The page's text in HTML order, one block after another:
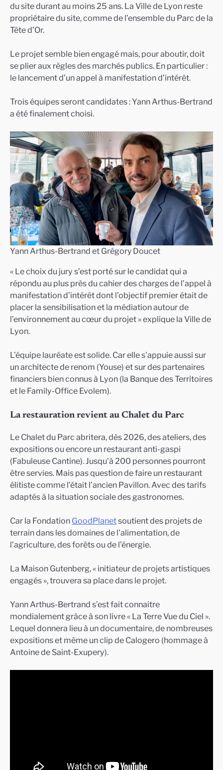
du site durant au moins 25 ans. La Ville de Lyon reste
propriétaire du site, comme de l’ensemble du Parc de la
Tête d’Or.
Le projet semble bien engagé mais, pour aboutir, doit
se plier aux règles des marchés publics. En particulier :
le lancement d’un appel à manifestation d’intérêt.
Trois équipes seront candidates : Yann Arthus-Bertrand
a été finalement choisi.
Yann Arthus-Bertrand et Grégory Doucet
« Le choix du jury s’est porté sur le candidat qui a
répondu au plus près du cahier des charges de l’appel à
manifestation d’intérêt dont l’objectif premier était de
placer la sensibilisation et la médiation autour de
l’environnement au cœur du projet » explique la Ville de
Lyon.
L’équipe lauréate est solide. Car elle s’appuie aussi sur
un architecte de renom (Youse) et sur des partenaires
financiers bien connus à Lyon (la Banque des Territoires
et le Family-Office Evolem).
La restauration revient au Chalet du Parc
Le Chalet du Parc abritera, dès 2026, des ateliers, des
expositions ou encore un restaurant anti-gaspi
(Fabuleuse Cantine). Jusqu’à 200 personnes pourront
être servies. Mais pas question de faire un restaurant
élitiste comme l’était l’ancien Pavillon. Avec des tarifs
adaptés à la situation sociale des gastronomes.
Car la Fondation GoodPlanetsoutient des projets de
terrain dans les domaines de l’alimentation, de
l’agriculture, des forêts ou de l’énergie.
La Maison Gutenberg, « initiateur de projets artistiques
engagés », trouvera sa place dans le projet.
Yann Arthus-Bertrand s’est fait connaitre
mondialement grâce à son livre « La Terre Vue du Ciel ».
Lequel donnera lieu à un documentaire, de nombreuses
expositions et même un clip de Calogero (hommage à
Antoine de Saint-Exupery).